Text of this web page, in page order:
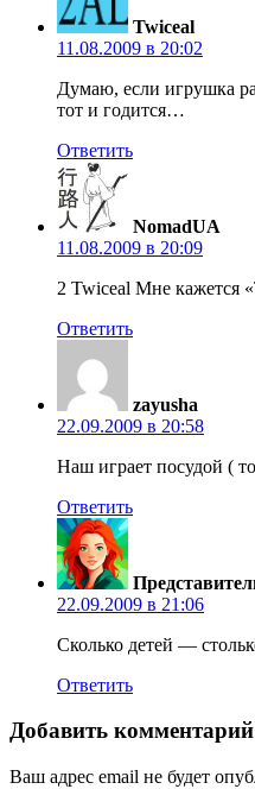
Twiceal
11.08.2009 в 20:02
Думаю, если игрушка
тот и годится…
Ответить
NomadUA
11.08.2009 в 20:09
2 Twiceal Мне кажется
Ответить
zayusha
22.09.2009 в 20:58
Наш играет посудой (
Ответить
22.09.2009 в 21:06
Сколько детей —
Ответить
Добавить комментарий
Ваш адрес email не будет